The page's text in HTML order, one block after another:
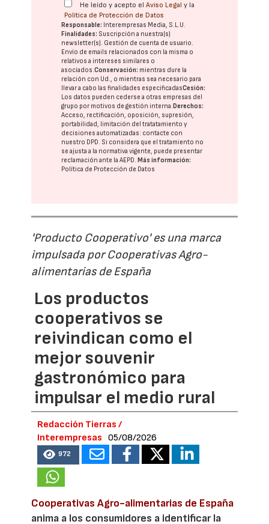
He leído y acepto elAviso Legal y la
Política de Protección de Datos
Responsable: Interempresas Media, S.L.U.
Finalidades: Suscripción a nuestra(s)
newsletter(s). Gestión de cuenta de usuario.
Envío de emails relacionados con la misma o
relativos a intereses similares o
asociados.Conservación: mientras dure la
relación con Ud., o mientras sea necesario para
llevar a cabo las finalidades especificadasCesión:
Los datos pueden cederse a otras empresas del
grupo por motivos de gestión interna. Derechos:
Acceso, rectificación, oposición, supresión,
portabilidad, limitación del tratatamiento y
decisiones automatizadas: contacte con
nuestro DPD. Si considera que el tratamiento no
se ajusta a la normativa vigente, puede presentar
reclamación ante laAEPD. Más información:
Política de Protección de Datos
'Producto Cooperativo' es una marca
impulsada por Cooperativas Agro-
alimentarias de España
Los productos
cooperativos se
reivindican como el
mejor souvenir
gastronómico para
impulsar el medio rural
Redacción Tierras /
Interempresas
05/08/2026
972
Cooperativas Agro-alimentarias de España
anima a los consumidores a identificar la